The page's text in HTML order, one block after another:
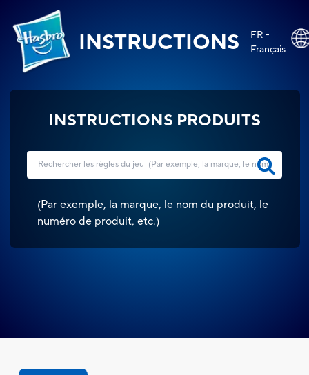
INSTRUCTIONS
FR -
Français
INSTRUCTIONS PRODUITS
(Par exemple, la marque, le nom du produit, le
numéro de produit, etc.)